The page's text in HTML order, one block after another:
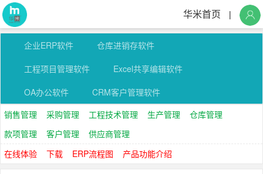
华米首页 |
企业ERP软件
仓库进销存软件
工程项目管理软件
Excel共享编辑软件
OA办公软件
CRM客户管理软件
销售管理
采购管理 工程技术管理 生产管理
仓库管理
款项管理
客户管理
供应商管理
在线体验
下载 ERP流程图 产品功能介绍